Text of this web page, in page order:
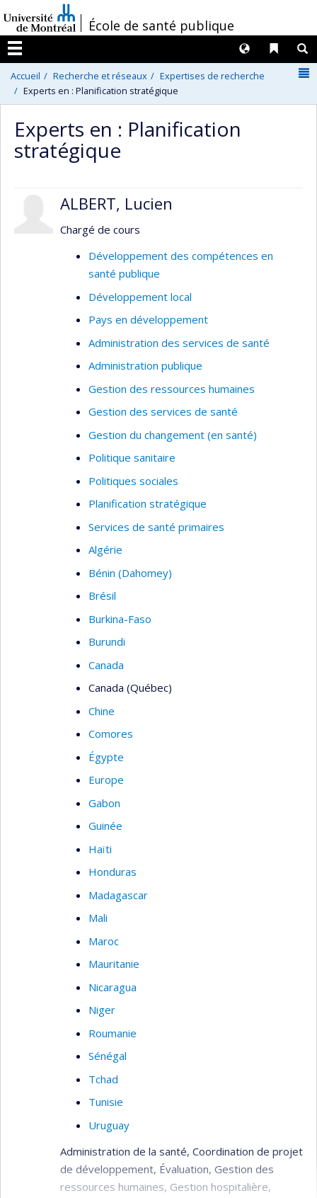
au
contenu
/École de santé publique
Menu
Liens
Langues
Accueil Recherche et réseaux
Expertises de recherche
Experts en : Planification stratégique
Experts en : Planification
stratégique
ALBERT, Lucien
Chargé de cours
Développement des compétences en
santé publique
Développement local
Pays en développement
Administration des services de santé
Administration publique
Gestion des ressources humaines
Gestion des services de santé
Gestion du changement (en santé)
Politique sanitaire
Politiques sociales
Planification stratégique
Services de santé primaires
Algérie
Bénin (Dahomey)
Brésil
Burkina-Faso
Burundi
Canada
Canada (Québec)
Chine
Comores
Égypte
Europe
Gabon
Guinée
Haïti
Honduras
Madagascar
Mali
Maroc
Mauritanie
Nicaragua
Niger
Roumanie
Sénégal
Tchad
Tunisie
Uruguay
Administration de la santé, Coordination de projet
de développement, Évaluation, Gestion des
ressources humaines, Gestion hospitalière,